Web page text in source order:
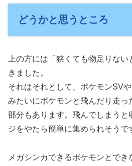
どうかと思うところ
上の方には「狭くても物足りな
きました。
それはそれとして、ポケモンSV
みたいにポケモンと飛んだり走っ
部分もあります。飛んでしまうと
ジをやたら簡単に集められそうで
メガシンカできるポケモンとで